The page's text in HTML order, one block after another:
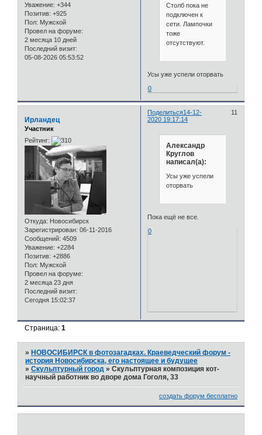
Уважение: +344
Позитив: +925
Пол: Мужской
Провел на форуме:
2 месяца 10 дней
Последний визит:
05-08-2026 05:53:52
Столб пока не
подключен к
сети. Лампочки
тоже
отсутствуют.
Усы уже успели оторвать
0
Поделиться 11
14-12-
2020 19:17:14
Ирландец
Участник
Рейтинг:
Откуда: Новосибирск
Зарегистрирован: 06-11-2016
Сообщений: 4509
Уважение: +2284
Позитив: +2886
Пол: Мужской
Провел на форуме:
2 месяца 23 дня
Последний визит:
Сегодня 15:02:37
Александр
Круглов
написал(а):
Усы уже успели
оторвать
Пока ещё не все.
0
Страница:1
» НОВОСИБИРСК в фотозагадках. Краеведческий форум -
история Новосибирска, его настоящее и будущее
»Скульптурный город »Скульптурная композиция кот-
научный работник во дворе дома Гоголя, 33
создать форум бесплатно